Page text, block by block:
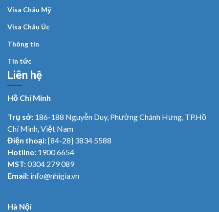
Visa Châu Mỹ
Visa Châu Úc
Thông tin
Tin tức
Liên hệ
Hồ Chí Minh
Trụ sở: 186-188 Nguyễn Duy, Phường Chánh Hưng, TP.Hồ
Chí Minh, Việt Nam
Điện thoại:[84-28] 3834 5588
Hotline: 1900 6654
MST:0304 279 089
Email: info@nhigia.vn
Hà Nội